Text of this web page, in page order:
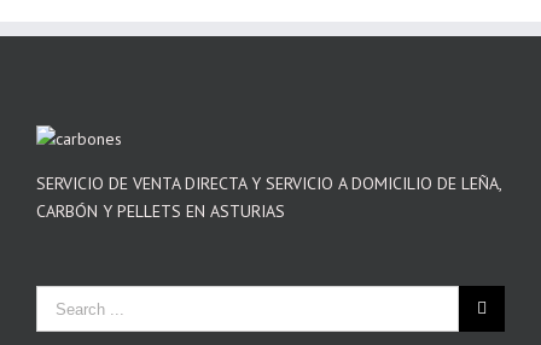
SERVICIO DE VENTA DIRECTA Y SERVICIO A DOMICILIO DE LEÑA,
CARBÓN Y PELLETS EN ASTURIAS